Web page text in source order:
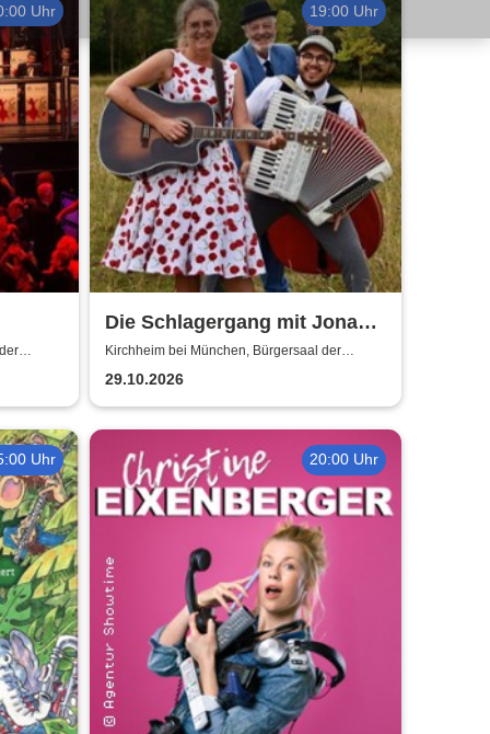
Uhr 19:00 Uhr
Die Schlagergang mit Jonas
Frank - So schön war die Zeit
Kirchheim bei München, Bürgersaal der
29.10.2026
Uhr 20:00 Uhr